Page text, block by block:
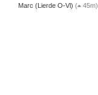
Marc (Lierde O-Vl) ( 45m)